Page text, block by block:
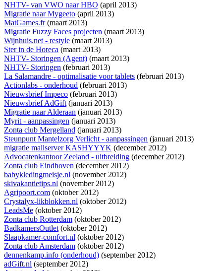
NHTV- van VWO naar HBO (april 2013)
Migratie naar Mygeeto (april 2013)
MatGames.fr(maart 2013)
Migratie Fuzzy Faces projecten (maart 2013)
Wijnhuis.net - restyle (maart 2013)
Ster in de Horeca (maart 2013)
NHTV- Storingen (Agent) (maart 2013)
NHTV- Storingen (februari 2013)
La Salamandre - optimalisatie voor tablets (februari 2013)
Actionlabs - onderhoud (februari 2013)
Nieuwsbrief Impeco (februari 2013)
Nieuwsbrief AdGift(januari 2013)
Migratie naar Alderaan (januari 2013)
Myrit - aanpassingen (januari 2013)
Zonta club Mergelland (januari 2013)
Steunpunt Mantelzorg Verlicht - aanpassingen (januari 2013)
migratie mailserver KASHYYYK (december 2012)
Advocatenkantoor Zeeland - uitbreiding (december 2012)
Zonta club Eindhoven (december 2012)
babykledingmeisje.nl (november 2012)
skivakantietips.nl (november 2012)
Agripoort.com (oktober 2012)
Crystalyx-likblokken.nl (oktober 2012)
LeadsMe (oktober 2012)
Zonta club Rotterdam (oktober 2012)
BadkamersOutlet(oktober 2012)
Slaapkamer-comfort.nl (oktober 2012)
Zonta club Amsterdam (oktober 2012)
dennenkamp.info (onderhoud) (september 2012)
adGift.nl (september 2012)